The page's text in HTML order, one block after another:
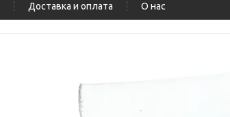
Доставка и оплата О нас